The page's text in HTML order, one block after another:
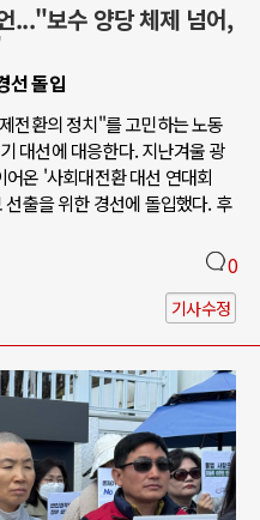
..."보수 양당 체제 넘어,
선 돌입
전환의 정치"를 고민하는 노동
대선에 대응한다. 지난겨울 광
온 '사회대전환 대선 연대회
출을 위한 경선에 돌입했다. 후
0
기사수정